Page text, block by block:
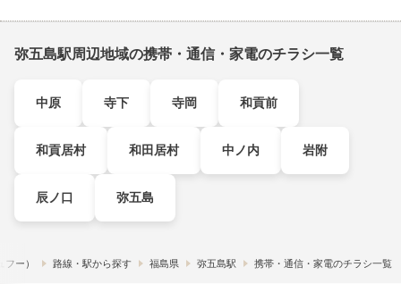
弥五島駅周辺地域の携帯・通信・家電のチラシ一覧
中原 寺下 寺岡 和貢前
和貢居村 和田居村 中ノ内 岩附
辰ノ口 弥五島
ー） 路線・駅から探す 福島県 弥五島駅 携帯・通信・家電のチラシ一覧